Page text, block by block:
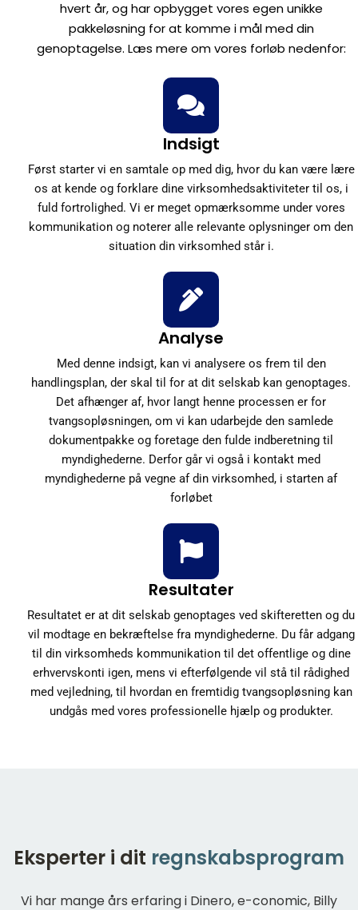
hvert år, og har opbygget vores egen unikke
pakkeløsning for at komme i mål med din
genoptagelse. Læs mere om vores forløb nedenfor:
Indsigt
Først starter vi en samtale op med dig, hvor du kan være lære
os at kende og forklare dine virksomhedsaktiviteter til os, i
fuld fortrolighed. Vi er meget opmærksomme under vores
kommunikation og noterer alle relevante oplysninger om den
situation din virksomhed står i.
Analyse
Med denne indsigt, kan vi analysere os frem til den
handlingsplan, der skal til for at dit selskab kan genoptages.
Det afhænger af, hvor langt henne processen er for
tvangsopløsningen, om vi kan udarbejde den samlede
dokumentpakke og foretage den fulde indberetning til
myndighederne. Derfor går vi også i kontakt med
myndighederne på vegne af din virksomhed, i starten af
forløbet
Resultater
Resultatet er at dit selskab genoptages ved skifteretten og du
vil modtage en bekræftelse fra myndighederne. Du får adgang
til din virksomheds kommunikation til det offentlige og dine
erhvervskonti igen, mens vi efterfølgende vil stå til rådighed
med vejledning, til hvordan en fremtidig tvangsopløsning kan
undgås med vores professionelle hjælp og produkter.
Eksperter i dit regnskabsprogram
Vi har mange års erfaring i Dinero, e-conomic, Billy